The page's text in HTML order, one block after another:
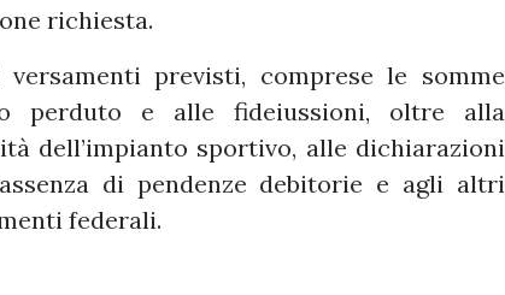
richiesta.
previsti, comprese le somme
perduto e alle fideiussioni, oltre alla
dell’impianto sportivo, alle dichiarazioni
di pendenze debitorie e agli altri
federali.